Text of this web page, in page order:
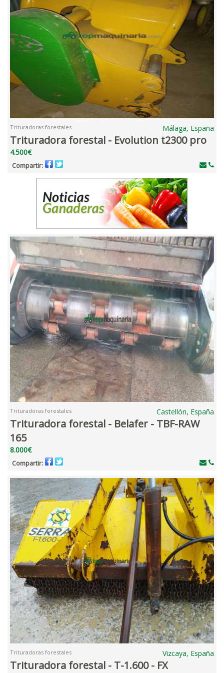
Trituradoras forestales Málaga, España
Trituradora forestal - Evolution t2300 pro
4.500€
Compartir:
Trituradoras forestales Castellón, España
Trituradora forestal - Belafer - TBF-RAW
165
8.000€
Compartir:
Trituradoras forestales Vizcaya, España
Trituradora forestal - T-1.600 - FX